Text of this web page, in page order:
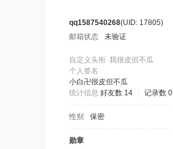
qq1587540268(UID: 17805)
邮箱状态
未验证
自定义头衔 我很皮但不瓜
个人签名
小白卍很皮但不瓜
统计信息 好友数 14 记录数 0
性别 保密
勋章